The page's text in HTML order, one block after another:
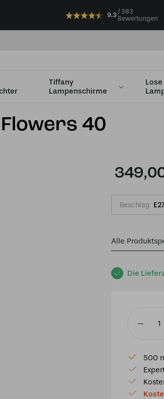
9.3
383
Bewertungen
Tiffany
Lampenschirme
Tischleuchte Dutch Flowers 40
40
Die
Beschlag
Alle
Dutch
Flowers
40
Menge
500